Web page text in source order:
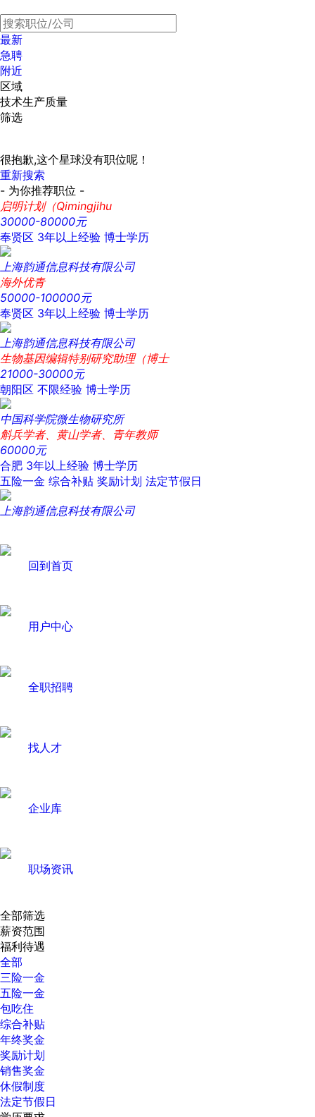
最新
急聘
附近
区域
技术生产质量
筛选
很抱歉,这个星球没有职位呢！
重新搜索
- 为你推荐职位 -
启明计划（Qimingjihu
30000-80000元
奉贤区 3年以上经验 博士学历
上海韵通信息科技有限公司
海外优青
50000-100000元
奉贤区 3年以上经验 博士学历
上海韵通信息科技有限公司
生物基因编辑特别研究助理（博士
21000-30000元
朝阳区 不限经验 博士学历
中国科学院微生物研究所
斛兵学者、黄山学者、青年教师
60000元
合肥 3年以上经验 博士学历
五险一金 综合补贴 奖励计划 法定节假日
上海韵通信息科技有限公司
回到首页
用户中心
全职招聘
找人才
企业库
职场资讯
全部筛选
薪资范围
福利待遇
全部
三险一金
五险一金
包吃住
综合补贴
年终奖金
奖励计划
销售奖金
休假制度
法定节假日